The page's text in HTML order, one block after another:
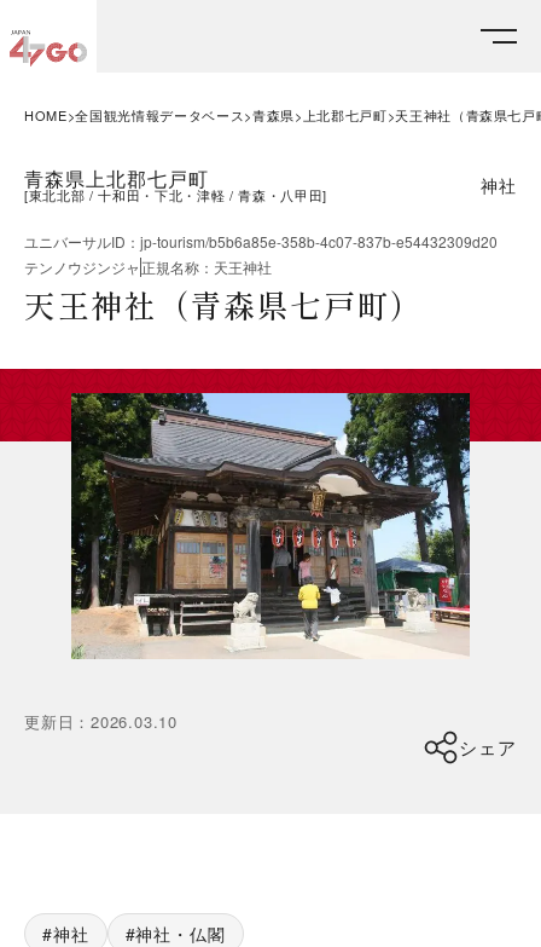
HOME 全国観光情報データベース 青森県 上北郡七戸町 天王神社（青森県七戸
青森県上北郡七戸町
[東北北部 十和田・下北・津軽 青森・八甲田] 神社
ユニバーサルID ： jp-tourism/b5b6a85e-358b-4c07-837b-e54432309d20
テンノウジンジャ正規名称 ： 天王神社
天王神社（青森県七戸町）
更新日 ：2026.03.10
シェア
神社 神社・仏閣